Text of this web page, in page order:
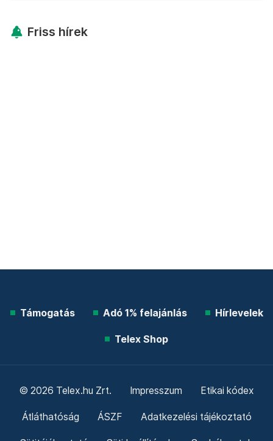
Friss hírek
Támogatás Adó 1% felajánlás Hírlevelek
Telex Shop
© 2026 Telex.hu Zrt. Impresszum Etikai kódex
Átláthatóság ÁSZF Adatkezelési tájékoztató